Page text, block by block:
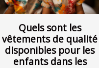
Quels sont les
vêtements de qualité
disponibles pour les
enfants dans les